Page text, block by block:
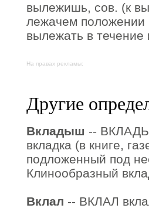
вылежишь, сов. (к
лежачем положении
вылежать в течение
На правах рекламы:
Другие
Вкладыш --
вкладка (в книге,
подложенный под
Клинообразный
Вклал -- ВКЛАЛ